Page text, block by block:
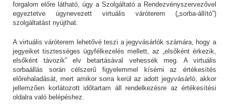
forgalom előre látható, úgy a Szolgáltató a Rendezvényszervezővel
egyeztetve úgynevezett virtuális váróterem („sorba-állító”)
szolgáltatást nyújthat.
A virtuális váróterem lehetővé teszi a jegyvásárlók számára, hogy a
jegyeiket tisztességes ügyfélkezelés mellett, az „elsőként érkezik,
elsőként távozik” elv betartásával vehessék meg. A virtuális
sorbaállás során célszerű figyelemmel kísérni az értékesítés
előrehaladását, mert amikor sorra kerül az adott jegyvásárló, akkor
jellemzően korlátozott időtartam áll rendelkezésre az értékesítési
oldalra való belépéshez.